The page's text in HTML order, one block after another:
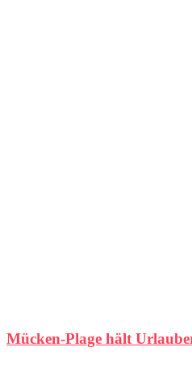
Mücken-Plage hält